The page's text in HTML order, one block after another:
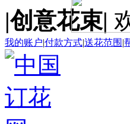
|创意花束|
我的账户|付款方式|送花范围 |